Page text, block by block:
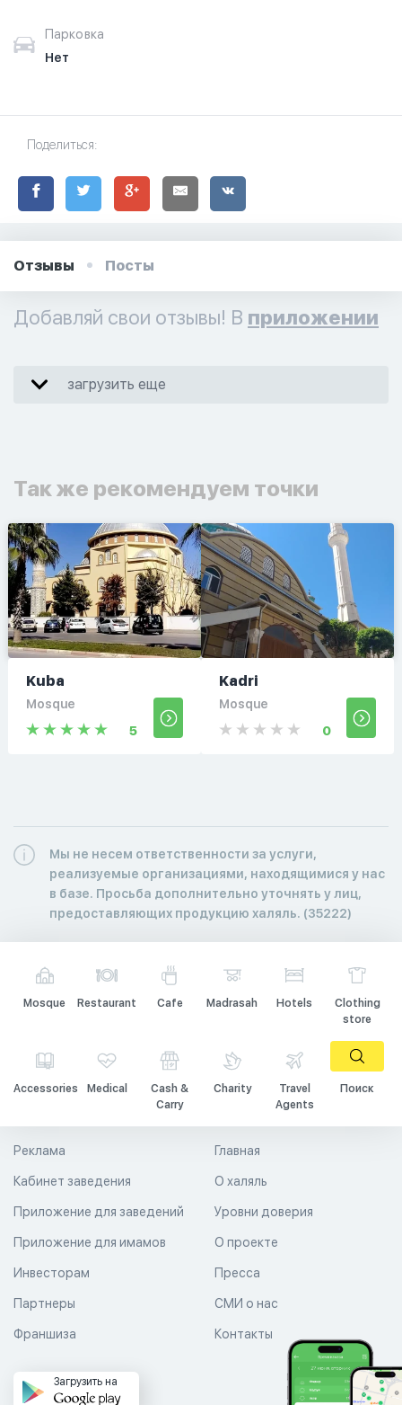
Парковка
Нет
Поделиться:
Отзывы Посты
Добавляй свои отзывы! В приложении
загрузить еще
Так же рекомендуем точки
Kuba
Mosque
5
Kadri
Mosque
0
Мы не несем ответственности за услуги,
реализуемые организациями, находящимися у нас
в базе. Просьба дополнительно уточнять у лиц,
предоставляющих продукцию халяль. (35222)
Mosque Restaurant Cafe Madrasah Hotels
Clothing
store
Accessories Medical
Cash &
Carry
Charity
Travel
Agents
Поиск
Главная
О халяль
Уровни доверия
Реклама
Кабинет заведения
Приложение для заведений
Приложение для имамов О проекте
Пресса
СМИ о нас
Контакты
Инвесторам
Партнеры
Франшиза
Загрузить на